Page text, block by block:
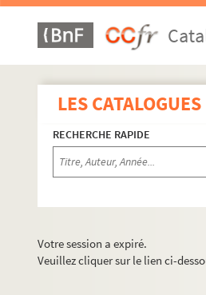
LES CATALOGUES
RECHERCHE RAPIDE
Votre session a expiré.
Veuillez cliquer sur le lien ci-